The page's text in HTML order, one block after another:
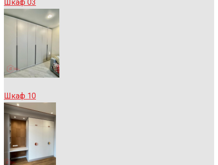
Шкаф 03
Шкаф 10